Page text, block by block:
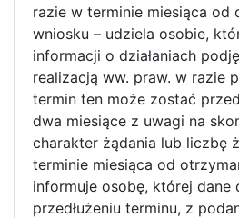
razie w terminie miesiąca od
wniosku – udziela osobie,
informacji o działaniach
realizacją ww. praw. w razie
termin ten może zostać
dwa miesiące z uwagi na
charakter żądania lub liczbę
terminie miesiąca od
informuje osobę, której dane
przedłużeniu terminu, z